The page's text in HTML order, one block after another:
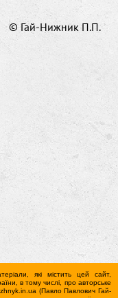
© Гай-Нижник П.П.
які містить цей сайт,
в тому числі, про авторське
(Павло Павлович Гай-